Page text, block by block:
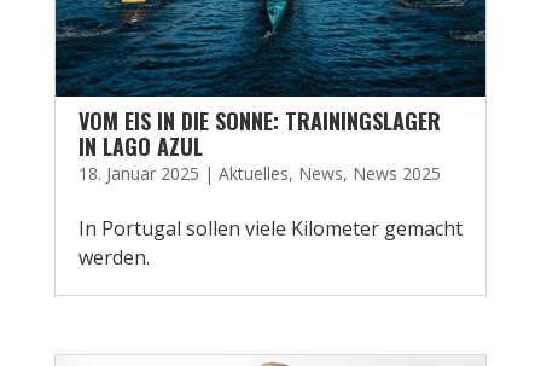
VOM EIS IN DIE SONNE: TRAININGSLAGER
IN LAGO AZUL
18. Januar 2025 | Aktuelles, News, News 2025
In Portugal sollen viele Kilometer gemacht
werden.